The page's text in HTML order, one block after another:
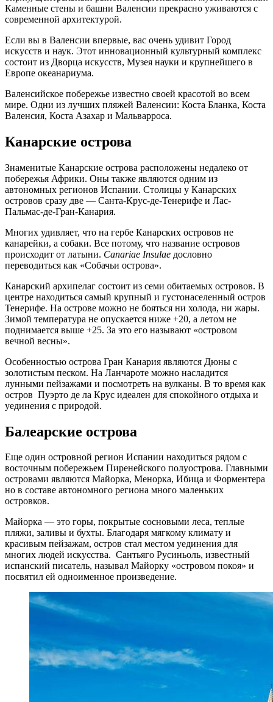
Каменные стены и башни Валенсии прекрасно уживаются с
современной архитектурой.
Если вы в Валенсии впервые, вас очень удивит Город
искусств и наук. Этот инновационный культурный комплекс
состоит из Дворца искусств, Музея науки и крупнейшего в
Европе океанариума.
Валенсийское побережье известно своей красотой во всем
мире. Одни из лучших пляжей Валенсии: Коста Бланка, Коста
Валенсия, Коста Азахар и Мальварроса.
Канарские острова
Знаменитые Канарские острова расположены недалеко от
побережья Африки. Оны также являются одним из
автономных регионов Испании. Столицы у Канарских
островов сразу две — Санта-Крус-де-Тенерифе и Лас-
Пальмас-де-Гран-Канария.
Многих удивляет, что на гербе Канарских островов не
канарейки, а собаки. Все потому, что название островов
происходит от латыни. Canariae Insulae дословно
переводиться как «Собачьи острова».
Канарский архипелаг состоит из семи обитаемых островов. В
центре находиться самый крупный и густонаселенный остров
Тенерифе. На острове можно не бояться ни холода, ни жары.
Зимой температура не опускается ниже +20, а летом не
поднимается выше +25. За это его называют «островом
вечной весны».
Особенностью острова Гран Канария являются Дюны с
золотистым песком. На Ланчароте можно насладится
лунными пейзажами и посмотреть на вулканы. В то время как
остров Пуэрто де ла Крус идеален для спокойного отдыха и
уединения с природой.
Балеарские острова
Еще один островной регион Испании находиться рядом с
восточным побережьем Пиренейского полуострова. Главными
островами являются Майорка, Менорка, Ибица и Форментера
но в составе автономного региона много маленьких
островков.
Майорка — это горы, покрытые сосновыми леса, теплые
пляжи, заливы и бухты. Благодаря мягкому климату и
красивым пейзажам, остров стал местом уединения для
многих людей искусства. Сантьяго Русиньоль, известный
испанский писатель, называл Майорку «островом покоя» и
посвятил ей одноименное произведение.